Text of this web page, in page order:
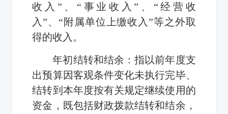
收入”、“事业收入”、“经营收
入”、“附属单位上缴收入”等之外取
得的收入。
年初结转和结余：指以前年度支
出预算因客观条件变化未执行完毕、
结转到本年度按有关规定继续使用的
资金，既包括财政拨款结转和结余，